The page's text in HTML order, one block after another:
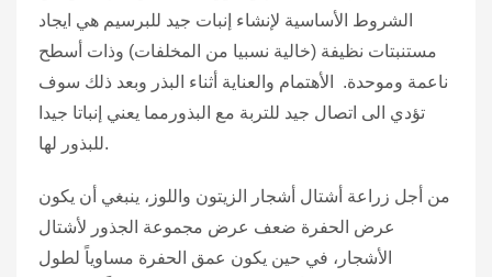
الشروط الأساسية لإنشاء إنبات جيد للبرسيم هي ايجاد
مستنبتات نظيفة (خالية نسبيا من المخلفات) وذات أسطح
ناعمة وموحدة. الأهتمام والعناية أثناء البذر وبعد ذلك سوف
تؤدي الى اتصال جيد للتربة مع البذورمما يعني إنباتا جيدا
للبذور لها.
من أجل زراعة أشتال أشجار الزيتون واللوز، ينبغي أن يكون
عرض الحفرة ضعف عرض مجموعة الجذور لأشتال
الأشجار، في حين يكون عمق الحفرة مساوياً لطول